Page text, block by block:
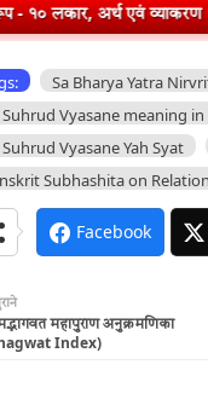
व्याकरण | Edh Dhatu
Sa Bharya Yatra
Suhrud Vyasane meaning
Suhrud Vyasane Yah Syat
Subhashita on
Facebook
महापुराण अनुक्रमणिका
Index)